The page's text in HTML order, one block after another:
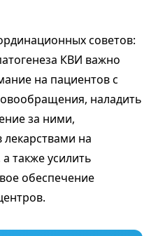
советов:
КВИ важно
на пациентов с
наладить
за ними,
на
также усилить
обеспечение